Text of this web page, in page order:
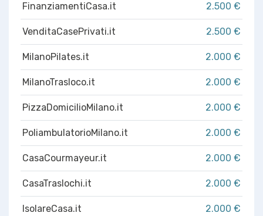
FinanziamentiCasa.it 2.500 €
VenditaCasePrivati.it 2.500 €
MilanoPilates.it 2.000 €
MilanoTrasloco.it 2.000 €
PizzaDomicilioMilano.it 2.000 €
PoliambulatorioMilano.it 2.000 €
CasaCourmayeur.it 2.000 €
CasaTraslochi.it 2.000 €
IsolareCasa.it 2.000 €